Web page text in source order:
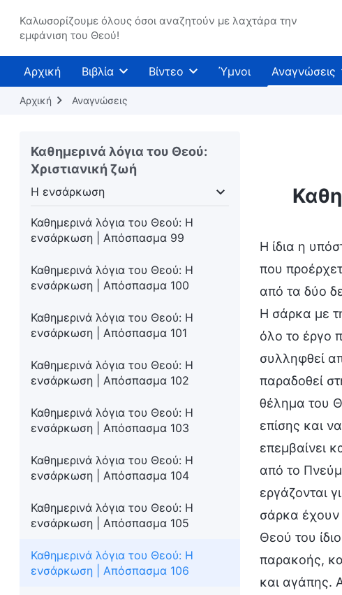
Καλωσορίζουμε όλους όσοι αναζητούν με λαχτάρα την
εμφάνιση του Θεού!
Αρχική Βιβλία Βίντεο Ύμνοι Αναγνώσεις
Αρχική Αναγνώσεις
Καθημερινά λόγια του Θεού:
Χριστιανική ζωή
Η ενσάρκωση
ημέρες Η ενσάρκωση Γνωρίζοντας το έργο του
Καθημερινά λόγια του Θεού: Η
ενσάρκωση | Απόσπασμα 99
Καθημερινά λόγια του Θεού: Η
ενσάρκωση | Απόσπασμα 100
Καθημερινά λόγια του Θεού: Η
ενσάρκωση | Απόσπασμα 101
Καθημερινά λόγια του Θεού: Η
ενσάρκωση | Απόσπασμα 102
Καθημερινά λόγια του Θεού: Η
ενσάρκωση | Απόσπασμα 103
Καθημερινά λόγια του Θεού: Η
ενσάρκωση | Απόσπασμα 104
Καθημερινά λόγια του Θεού: Η
ενσάρκωση | Απόσπασμα 105
Καθημερινά λόγια του Θεού: Η
ενσάρκωση | Απόσπασμα 106
Η ίδια η
που
από τα δύο
Η σάρκα με
όλο το έργο
συλληφθεί
παραδοθεί
θέλημα του
επίσης και
επεμβαίνει
από το
εργάζονται
σάρκα έχουν
Θεού του
παρακοής,
και αγάπης.